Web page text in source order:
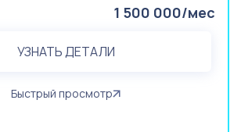
1 500 000/мес
УЗНАТЬ ДЕТАЛИ
Быстрый просмотр